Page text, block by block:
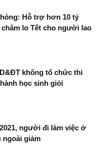
Hỗ trợ hơn 10 tỷ
lo Tết cho người lao
không tổ chức thi
học sinh giỏi
người đi làm việc ở
ngoài giảm